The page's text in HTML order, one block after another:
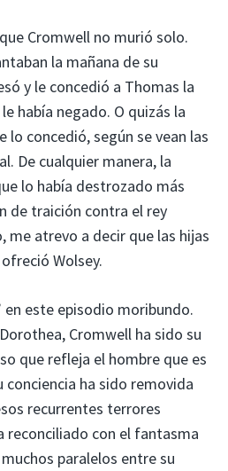
Cromwell no murió solo.
la mañana de su
y le concedió a Thomas la
había negado. O quizás la
lo concedió, según se vean las
De cualquier manera, la
lo había destrozado más
de traición contra el rey
me atrevo a decir que las hijas
Wolsey.
en este episodio moribundo.
Cromwell ha sido su
que refleja el hombre que es
conciencia ha sido removida
recurrentes terrores
reconciliado con el fantasma
paralelos entre su